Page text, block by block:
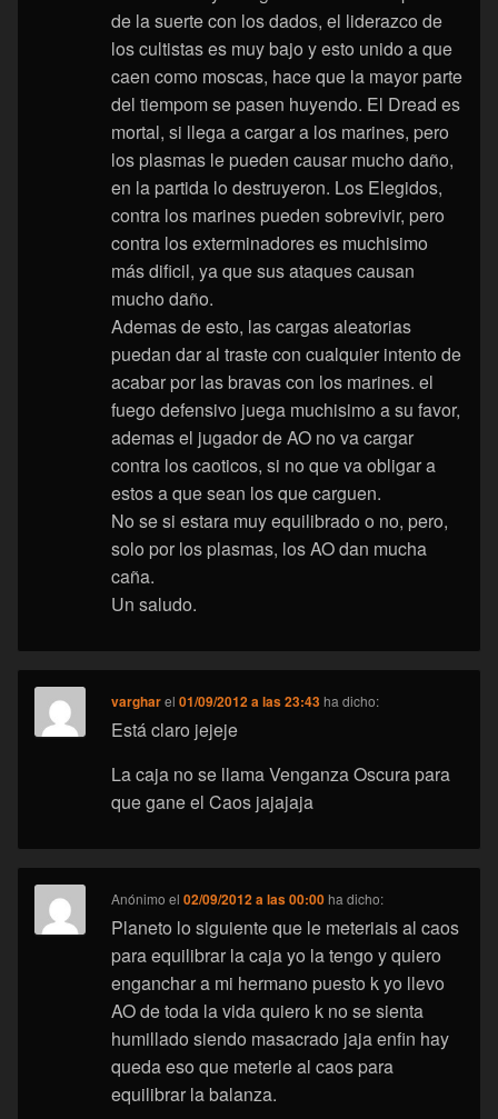
de la suerte con los dados, el liderazco de
los cultistas es muy bajo y esto unido a que
caen como moscas, hace que la mayor parte
del tiempom se pasen huyendo. El Dread es
mortal, si llega a cargar a los marines, pero
los plasmas le pueden causar mucho daño,
en la partida lo destruyeron. Los Elegidos,
contra los marines pueden sobrevivir, pero
contra los exterminadores es muchisimo
más dificil, ya que sus ataques causan
mucho daño.
Ademas de esto, las cargas aleatorias
puedan dar al traste con cualquier intento de
acabar por las bravas con los marines. el
fuego defensivo juega muchisimo a su favor,
ademas el jugador de AO no va cargar
contra los caoticos, si no que va obligar a
estos a que sean los que carguen.
No se si estara muy equilibrado o no, pero,
solo por los plasmas, los AO dan mucha
caña.
Un saludo.
vargharel01/09/2012 a las 23:43 ha dicho:
Está claro jejeje
La caja no se llama Venganza Oscura para
que gane el Caos jajajaja
Anónimo el02/09/2012 a las 00:00 ha dicho:
Planeto lo siguiente que le meteriais al caos
para equilibrar la caja yo la tengo y quiero
enganchar a mi hermano puesto k yo llevo
AO de toda la vida quiero k no se sienta
humillado siendo masacrado jaja enfin hay
queda eso que meterle al caos para
equilibrar la balanza.